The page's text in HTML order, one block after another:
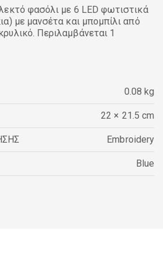
φασόλι με 6 LED φωτιστικά
με μανσέτα και μπομπίλι από
Περιλαμβάνεται 1
0.08 kg
22 × 21.5 cm
Embroidery
Blue